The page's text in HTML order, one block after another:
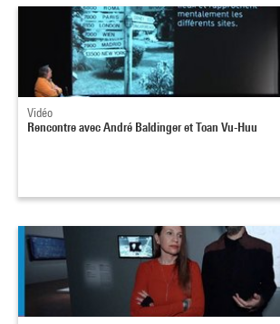
Vidéo
Rencontre avec André Baldinger et Toan Vu-Huu